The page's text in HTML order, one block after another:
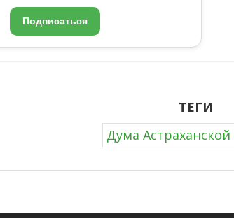
Подписаться
ТЕГИ
Дума Астраханской